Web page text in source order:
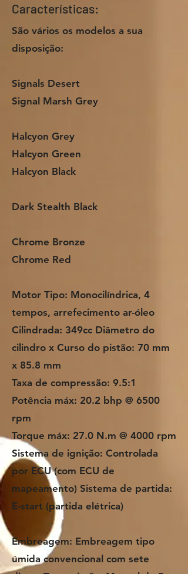
Características:
São vários os modelos a sua
disposição:
Signals Desert
Signal Marsh Grey
Halcyon Grey
Halcyon Green
Halcyon Black
Dark Stealth Black
Chrome Bronze
Chrome Red
Motor Tipo: Monocilíndrica, 4
tempos, arrefecimento ar-óleo
Cilindrada: 349cc Diâmetro do
cilindro x Curso do pistão: 70 mm
x 85.8 mm
Taxa de compressão: 9.5:1
Potência máx: 20.2 bhp @ 6500
rpm
Torque máx: 27.0 N.m @ 4000 rpm
Sistema de ignição: Controlada
por ECU (com ECU de
mapeamento) Sistema de partida:
E-start (partida elétrica)
Embreagem: Embreagem tipo
úmida convencional com sete